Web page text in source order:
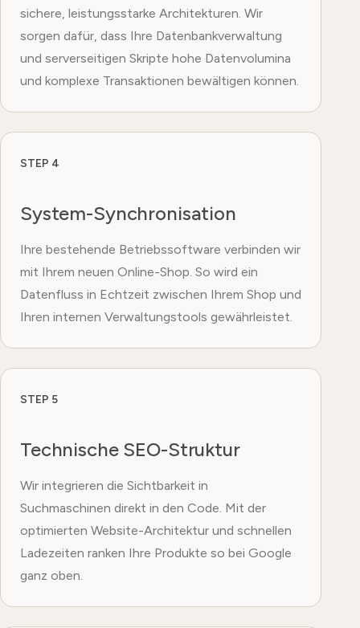
sichere, leistungsstarke Architekturen. Wir
sorgen dafür, dass Ihre Datenbankverwaltung
und serverseitigen Skripte hohe Datenvolumina
und komplexe Transaktionen bewältigen können.
STEP 4
System-Synchronisation
Ihre bestehende Betriebssoftware verbinden wir
mit Ihrem neuen Online-Shop. So wird ein
Datenfluss in Echtzeit zwischen Ihrem Shop und
Ihren internen Verwaltungstools gewährleistet.
STEP 5
Technische SEO-Struktur
Wir integrieren die Sichtbarkeit in
Suchmaschinen direkt in den Code. Mit der
optimierten Website-Architektur und schnellen
Ladezeiten ranken Ihre Produkte so bei Google
ganz oben.